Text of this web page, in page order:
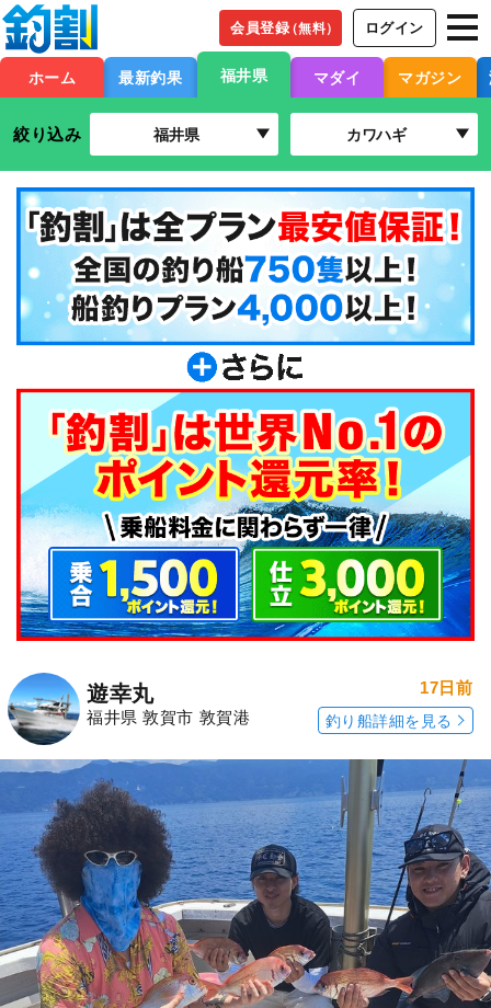
会員登録（無料） ログイン
ホーム 最新釣果 福井県 マダイ マガジン
絞り込み 福井県 カワハギ
遊幸丸
福井県 敦賀市 敦賀港
17日前
釣り船詳細を見る